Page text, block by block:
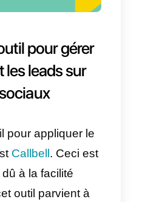
vous aurez réussi
la valeur et un
et sa valeur sont
importants. C’est
que vous devez